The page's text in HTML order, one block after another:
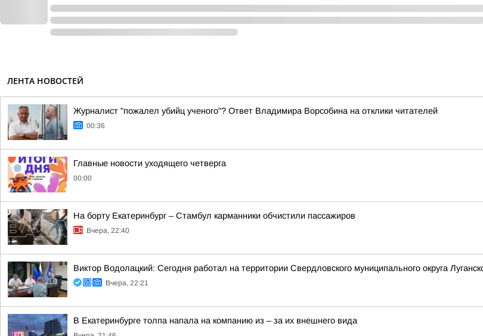
ЛЕНТА НОВОСТЕЙ
Журналист "пожалел убийц ученого"? Ответ Владимира Ворсобина на отклики читателей
00:36
Главные новости уходящего четверга
00:00
На борту Екатеринбург – Стамбул карманники обчистили пассажиров
Вчера, 22:40
Виктор Водолацкий: Сегодня работал на территории Свердловского муниципального округа
Вчера, 22:21
В Екатеринбурге толпа напала на компанию из – за их внешнего вида